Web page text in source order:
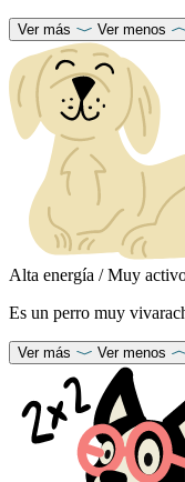
Ver más Ver menos
Alta energía / Muy
Es un perro muy
Ver más Ver menos